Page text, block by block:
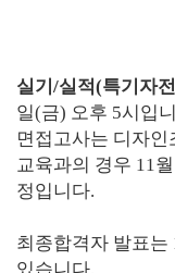
실기/실적(특기자
일(금) 오후 5시입
면접고사는 디자
교육과의 경우 11
정입니다.
최종합격자 발표는